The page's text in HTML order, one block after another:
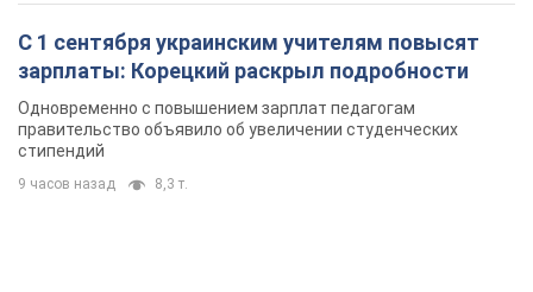
С 1 сентября украинским учителям повысят
зарплаты: Корецкий раскрыл подробности
Одновременно с повышением зарплат педагогам
правительство объявило об увеличении студенческих
стипендий
9 часов назад 8,3 т.